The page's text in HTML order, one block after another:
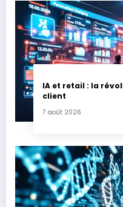
IA et retail : la
client
7 août 2026